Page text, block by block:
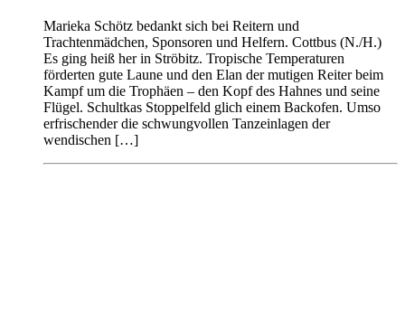
Marieka Schötz bedankt sich bei Reitern und
Trachtenmädchen, Sponsoren und Helfern. Cottbus (N./H.)
Es ging heiß her in Ströbitz. Tropische Temperaturen
förderten gute Laune und den Elan der mutigen Reiter beim
Kampf um die Trophäen – den Kopf des Hahnes und seine
Flügel. Schultkas Stoppelfeld glich einem Backofen. Umso
erfrischender die schwungvollen Tanzeinlagen der
wendischen […]